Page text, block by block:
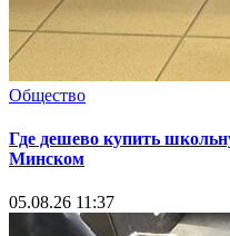
Общество
Где дешево купить
Минском
05.08.26 11:37